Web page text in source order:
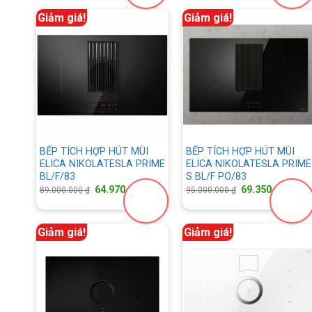
129.000.000 ₫.
là:
94.170.000 ₫.
125.000.000 ₫.
là:
Giảm giá!
BẾP TÍCH HỢP HÚT MÙI
ELICA NIKOLATESLA PRIME
BL/F/83
89.000.000₫ Giá
là:
89.000.000 ₫.
64.970.000
Giá
hiện
là:
64.970.000 ₫.
Giảm giá!
BẾP TÍCH HỢP HÚT MÙI
ELICA NIKOLATESLA PRIME
S BL/F PO/83
95.000.000₫ Giá
là:
95.000.000 ₫.
69.350.000
là:
Giảm giá! Giảm giá!